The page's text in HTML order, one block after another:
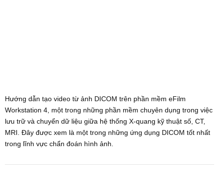
Hướng dẫn tạo video từ ảnh DICOM trên phần mềm eFilm
Workstation 4, một trong những phần mềm chuyên dụng trong việc
lưu trữ và chuyển dữ liệu giữa hệ thống X-quang kỹ thuật số, CT,
MRI. Đây được xem là một trong những ứng dụng DICOM tốt nhất
trong lĩnh vực chẩn đoán hình ảnh.